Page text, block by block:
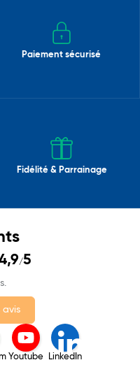
Paiement sécurisé
Fidélité & Parrainage
/5
avis
Youtube LinkedIn